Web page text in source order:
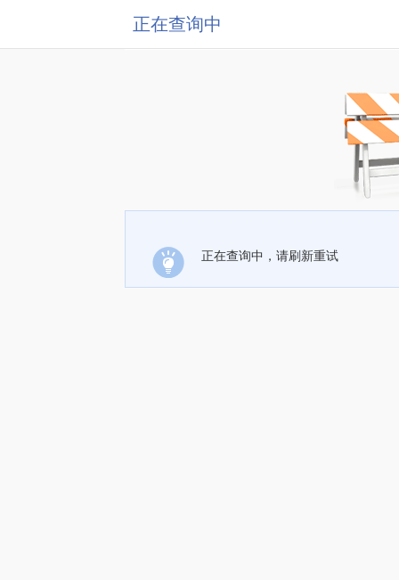
正在查询中
正在查询中，请刷新重试